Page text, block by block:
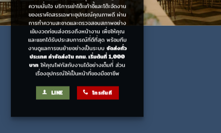
ความมั่นใจ บริการเช่าโต๊ะเก้าอี้และโต๊ะจัดงาน
ของเราคัดสรรเฉพาะอุปกรณ์คุณภาพดี ผ่าน
การทำความสะอาดและตรวจสอบสภาพอย่าง
เข้มงวดก่อนส่งตรงถึงหน้างาน เพื่อให้คุณ
และแขกได้รับประสบการณ์ที่ดีที่สุด พร้อมทีม
งานดูแลการขนย้ายอย่างเป็นระบบ จัดส่งทั่ว
ประเทศ ค่าจัดส่งใน กทม. เริ่มต้นที่ 1,000
บาท ให้คุณโฟกัสกับงานได้อย่างเต็มที่ ส่วน
เรื่องอุปกรณ์ให้เป็นหน้าที่ของมืออาชีพ
LINE โทรทันที